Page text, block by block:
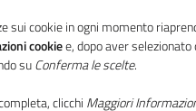
femminile nel
sui cookie in ogni momento
cookiee, dopo aver
suConferma le scelte.
clicchi Maggiori